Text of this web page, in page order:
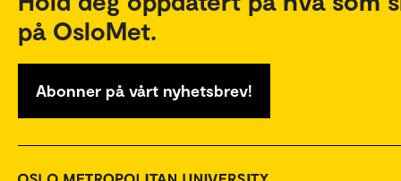
på OsloMet.
Abonner på vårt nyhetsbrev!